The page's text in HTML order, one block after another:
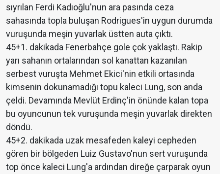
sıyrılan Ferdi Kadıoğlu'nun ara pasında ceza
sahasında topla buluşan Rodrigues'in uygun durumda
vuruşunda meşin yuvarlak üstten auta çıktı.
45+1. dakikada Fenerbahçe gole çok yaklaştı. Rakip
yarı sahanın ortalarından sol kanattan kazanılan
serbest vuruşta Mehmet Ekici'nin etkili ortasında
kimsenin dokunamadığı topu kaleci Lung, son anda
çeldi. Devamında Mevlüt Erdinç'in önünde kalan topa
bu oyuncunun tek vuruşunda meşin yuvarlak direkten
döndü.
45+2. dakikada uzak mesafeden kaleyi cepheden
gören bir bölgeden Luiz Gustavo'nun sert vuruşunda
top önce kaleci Lung'a ardından direğe çarparak oyun